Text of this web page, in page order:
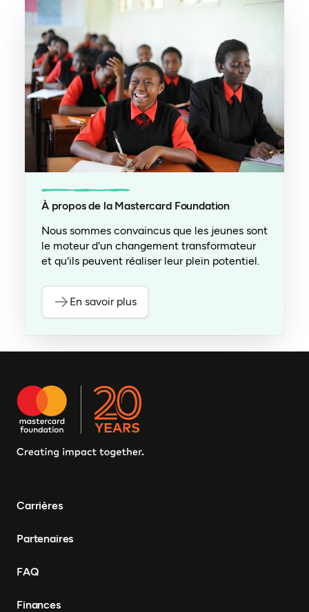
À propos de la Mastercard Foundation
Nous sommes convaincus que les jeunes sont
le moteur d'un changement transformateur
et qu'ils peuvent réaliser leur plein potentiel.
En savoir plus
Carrières
Partenaires
FAQ
Finances